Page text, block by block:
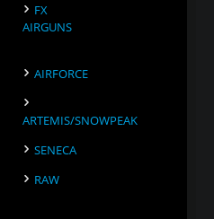
FX
AIRGUNS
AIRFORCE
ARTEMIS/SNOWPEAK
SENECA
RAW